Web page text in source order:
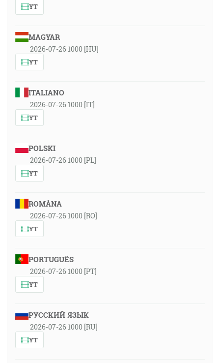
YT
MAGYAR
2026-07-26 1000 [HU]
YT
ITALIANO
2026-07-26 1000 [IT]
YT
POLSKI
2026-07-26 1000 [PL]
YT
ROMÂNA
2026-07-26 1000 [RO]
YT
PORTUGUÊS
2026-07-26 1000 [PT]
YT
РУССКИЙ ЯЗЫК
2026-07-26 1000 [RU]
YT